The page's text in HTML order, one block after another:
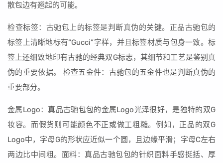
散包边有翘起的可能。
检查标签：古驰包上的标签是判断真伪的关键。正品古驰包的
标签上清晰地标有“Gucci”字样，并且标签材质与包身一致。标
签上还细致地印有古驰的经典双G标志，其细节和工艺是鉴别真
伪的重要依据。 检查五金件：古驰包的五金件也是判断真伪的
重要部分。
金属Logo：真品古驰包包的金属Logo光泽很好，是独特的双G
妆容。而假货则可能颜色不正或做工粗糙。例如，正品的双G
Logo中，字母G的形状应近似一个圆，且边缘平滑；字母C左右
两边比中间粗。面料：真品古驰包包的针织面料手感挺括、厚